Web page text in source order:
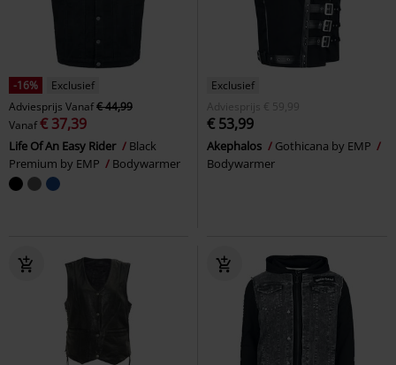
-16%
Exclusief
Adviesprijs Vanaf€ 44,99
Vanaf€ 37,39
Life Of An Easy Rider
Black
Premium by EMP
Bodywarmer
Exclusief
Adviesprijs
€ 59,99
€ 53,99
Akephalos
Gothicana by EMP
Bodywarmer